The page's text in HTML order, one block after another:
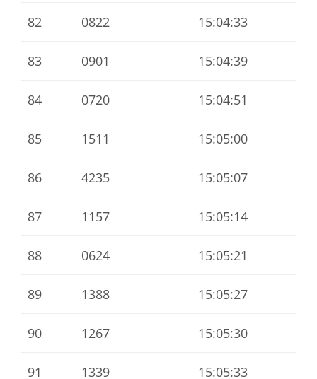
82 0822 15:04:33
83 0901 15:04:39
84 0720 15:04:51
85 1511 15:05:00
86 4235 15:05:07
87 1157 15:05:14
88 0624 15:05:21
89 1388 15:05:27
90 1267 15:05:30
91 1339 15:05:33